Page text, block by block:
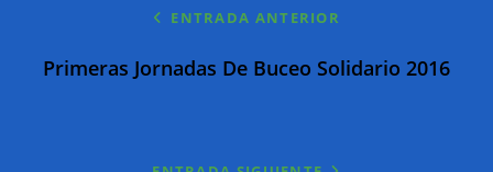
entradas
ENTRADA ANTERIOR
Primeras Jornadas De Buceo Solidario 2016